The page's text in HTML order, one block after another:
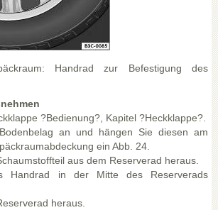
Handrad zur Befestigung des
?Bedienung?, Kapitel ?Heckklappe?.
an und hängen Sie diesen am
ein Abb. 24.
aus dem Reserverad heraus.
Handrad in der Mitte des Reserverads
heraus.